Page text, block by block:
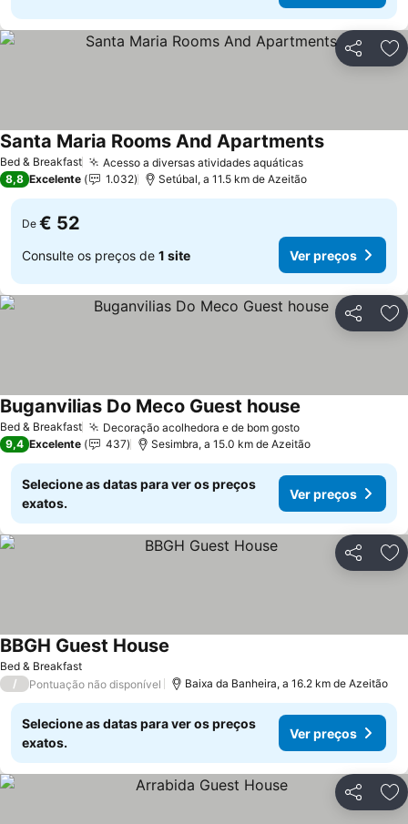
Partilhar
Bed & Breakfast Acesso a diversas atividades aquáticasVer preços
Santa Maria Rooms And ApartmentsVer preços
8,8 Excelente 1.032 Setúbal, a 11.5 km de Azeitão
De € 52
Consulte os preços de 1 site Ver preços
Partilhar
Bed & Breakfast Decoração acolhedora e de bom gostoVer preços
Buganvilias Do Meco Guest house
9,4 Excelente 437 Sesimbra, a 15.0 km de Azeitão
Selecione as datas para ver os preços
exatos.
Ver preços
Partilhar
Bed & Breakfast
BBGH Guest House
/ Pontuação não disponível Baixa da Banheira, a 16.2 km de Azeitão
Selecione as datas para ver os preços
exatos.
Ver preços
Partilhar